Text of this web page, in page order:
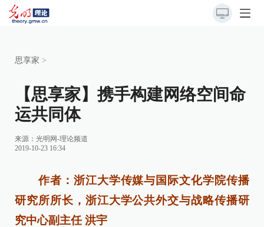
思享家 >
【思享家】携手构建网络空间命
运共同体
来源： 光明网-理论频道
2019-10-23 16:34
作者：浙江大学传媒与国际文化学院传播
研究所所长，浙江大学公共外交与战略传播研
究中心副主任 洪宇